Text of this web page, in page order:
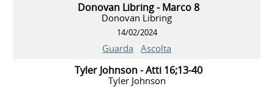
Donovan Libring - Marco 8
Donovan Libring
14/02/2024
Guarda Ascolta
Tyler Johnson - Atti 16;13-40
Tyler Johnson